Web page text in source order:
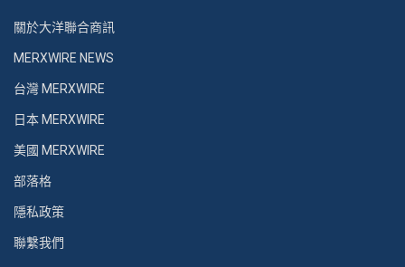
關於大洋聯合商訊
MERXWIRE NEWS
台灣 MERXWIRE
日本 MERXWIRE
美國 MERXWIRE
部落格
隱私政策
聯繫我們